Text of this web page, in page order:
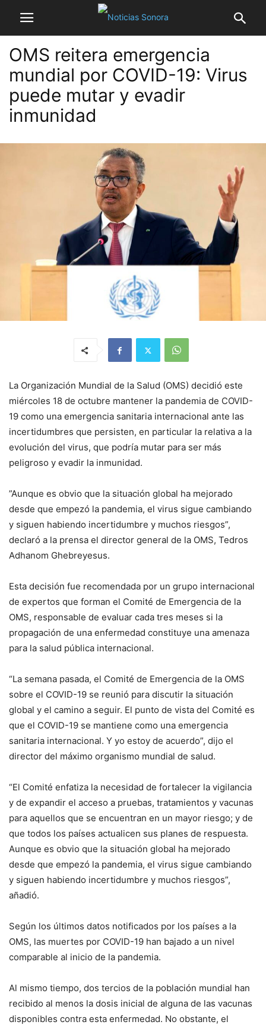
OMS reitera emergencia
mundial por COVID-19: Virus
puede mutar y evadir
inmunidad
La Organización Mundial de la Salud (OMS) decidió este
miércoles 18 de octubre mantener la pandemia de COVID-
19 como una emergencia sanitaria internacional ante las
incertidumbres que persisten, en particular la relativa a la
evolución del virus, que podría mutar para ser más
peligroso y evadir la inmunidad.
”Aunque es obvio que la situación global ha mejorado
desde que empezó la pandemia, el virus sigue cambiando
y siguen habiendo incertidumbre y muchos riesgos”,
declaró a la prensa el director general de la OMS, Tedros
Adhanom Ghebreyesus.
Esta decisión fue recomendada por un grupo internacional
de expertos que forman el Comité de Emergencia de la
OMS, responsable de evaluar cada tres meses si la
propagación de una enfermedad constituye una amenaza
para la salud pública internacional.
“La semana pasada, el Comité de Emergencia de la OMS
sobre el COVID-19 se reunió para discutir la situación
global y el camino a seguir. El punto de vista del Comité es
que el COVID-19 se mantiene como una emergencia
sanitaria internacional. Y yo estoy de acuerdo”, dijo el
director del máximo organismo mundial de salud.
“El Comité enfatiza la necesidad de fortalecer la vigilancia
y de expandir el acceso a pruebas, tratamientos y vacunas
para aquellos que se encuentran en un mayor riesgo; y de
que todos los países actualicen sus planes de respuesta.
Aunque es obvio que la situación global ha mejorado
desde que empezó la pandemia, el virus sigue cambiando
y siguen habiendo incertidumbre y muchos riesgos”,
añadió.
Según los últimos datos notificados por los países a la
OMS, las muertes por COVID-19 han bajado a un nivel
comparable al inicio de la pandemia.
Al mismo tiempo, dos tercios de la población mundial han
recibido al menos la dosis inicial de alguna de las vacunas
disponibles contra esta enfermedad. No obstante, el